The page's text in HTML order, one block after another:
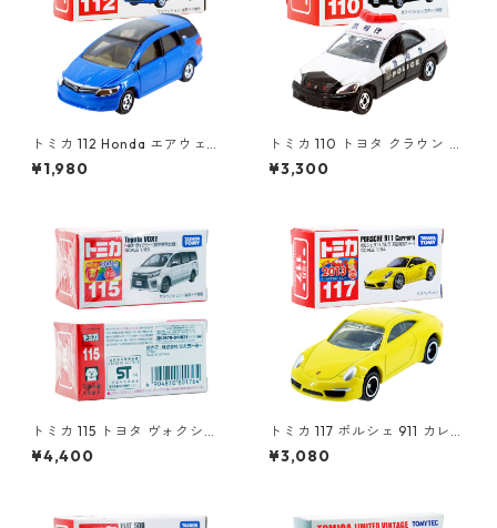
トミカ 112 Honda エアウェイ
ブ #10723943
¥1,980
トミカ 110 トヨタ クラウン パ
トロールカー #10785552
¥3,300
トミカ 115 トヨタ ヴォクシー
（初回特別仕様）#10801764
¥4,400
トミカ 117 ポルシェ 911 カレラ
(初回特別カラー) #10450368
¥3,080